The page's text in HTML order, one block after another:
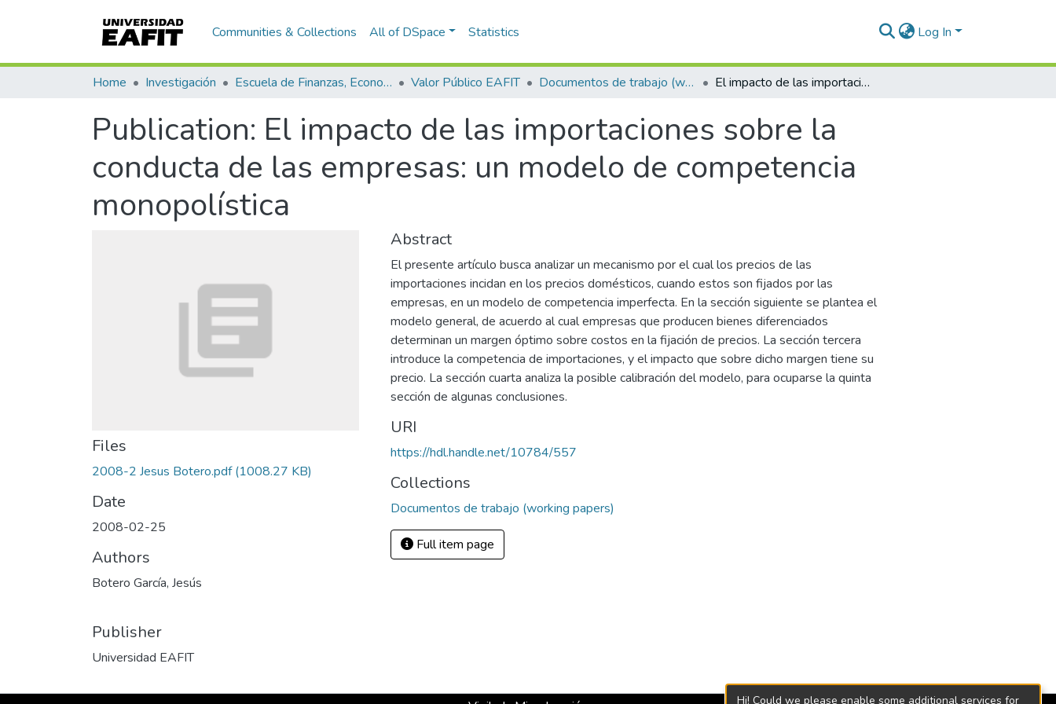
Communities & Collections All of DSpace Statistics Log In
Home Investigación Escuela de Finanzas, Economía y Gobierno Valor Público EAFIT Documentos de trabajo (working papers) El impacto de las importaciones sobre la conducta de las empresas: un modelo de competencia monopolística
Publication: El impacto de las importaciones sobre la
conducta de las empresas: un modelo de competencia
monopolística
Files
2008-2 Jesus Botero.pdf(1008.27 KB)
Date
2008-02-25
Authors
Botero García, Jesús
Publisher
Universidad EAFIT
Abstract
El presente artículo busca analizar un mecanismo por el cual los precios de las
importaciones incidan en los precios domésticos, cuando estos son fijados por las
empresas, en un modelo de competencia imperfecta. En la sección siguiente se plantea el
modelo general, de acuerdo al cual empresas que producen bienes diferenciados
determinan un margen óptimo sobre costos en la fijación de precios. La sección tercera
introduce la competencia de importaciones, y el impacto que sobre dicho margen tiene su
precio. La sección cuarta analiza la posible calibración del modelo, para ocuparse la quinta
sección de algunas conclusiones.
URI
https://hdl.handle.net/10784/557
Collections
Documentos de trabajo (working papers)
Full item page
Hi! Could we please enable some additional services for